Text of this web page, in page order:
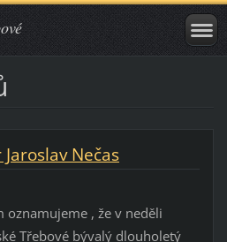
Nečas
oznamujeme , že v neděli
Třebové bývalý dlouholetý